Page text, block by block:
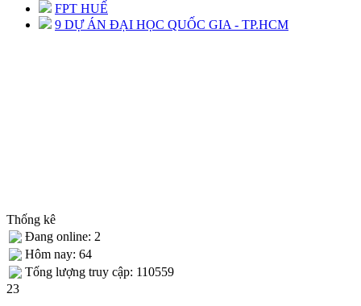
FPT HUẾ
9 DỰ ÁN ĐẠI HỌC QUỐC GIA - TP.HCM
Thống kê
Đang online: 2
Hôm nay: 64
Tống lượng truy cập: 110559
23